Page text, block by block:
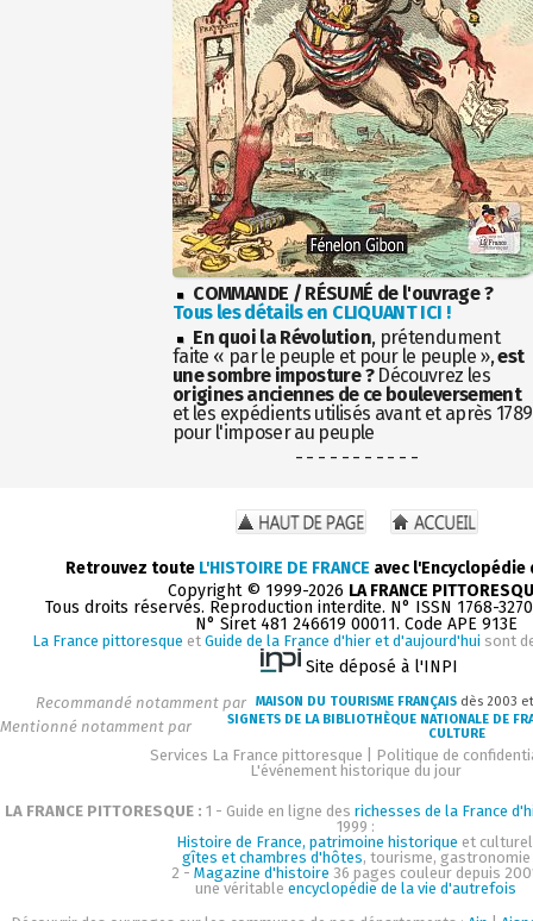
COMMANDE / RÉSUMÉ de l'ouvrage ?
Tous les détails en CLIQUANT ICI !
En quoi la Révolution, prétendument
faite « par le peuple et pour le peuple »,est
une sombre imposture ?Découvrez les
origines anciennes de ce bouleversement
et les expédients utilisés avant et après 1789
pour l'imposer au peuple
- - - - - - - - - - -
Retrouvez toute L'HISTOIRE DE FRANCE avec
Copyright © 1999-2026 LA FRANCE
Tous droits réservés. Reproduction interdite. N° ISSN 1768-
N° Siret 481 246619 00011. Code APE 913E
La France pittoresque et Guide de la France d'hier et d'aujourd'hui sont
Site déposé à l'INPI
Recommandé notamment par MAISON DU TOURISME FRANÇAIS dès 2003
Mentionné notamment par
SIGNETS DE LA BIBLIOTHÈQUE NATIONALE DE
CULTURE
Services La France pittoresque
Politique de
L'événement historique du jour
LA FRANCE PITTORESQUE : 1 - Guide en ligne des richesses de la France
1999 :
Histoire de France, patrimoine historique et
gîtes et chambres d'hôtes, tourisme, gastronomie
2 - Magazine d'histoire 36 pages couleur depuis
une véritableencyclopédie de la vie d'autrefois